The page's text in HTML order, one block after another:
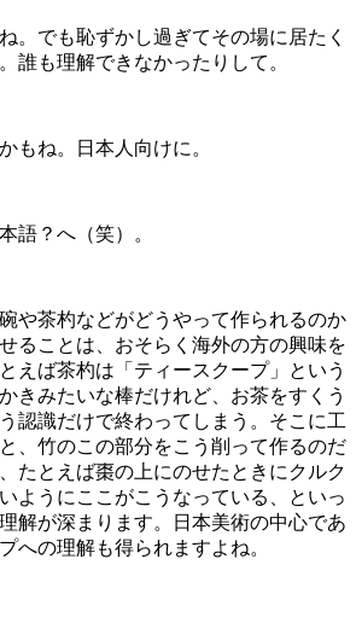
でも恥ずかし過ぎてその場に居たく
誰も理解できなかったりして。
ね。日本人向けに。
？へ（笑）。
や茶杓などがどうやって作られるのか
ることは、おそらく海外の方の興味を
えば茶杓は「ティースクープ」という
きみたいな棒だけれど、お茶をすくう
認識だけで終わってしまう。そこに工
、竹のこの部分をこう削って作るのだ
たとえば棗の上にのせたときにクルク
ようにここがこうなっている、といっ
解が深まります。日本美術の中心であ
への理解も得られますよね。